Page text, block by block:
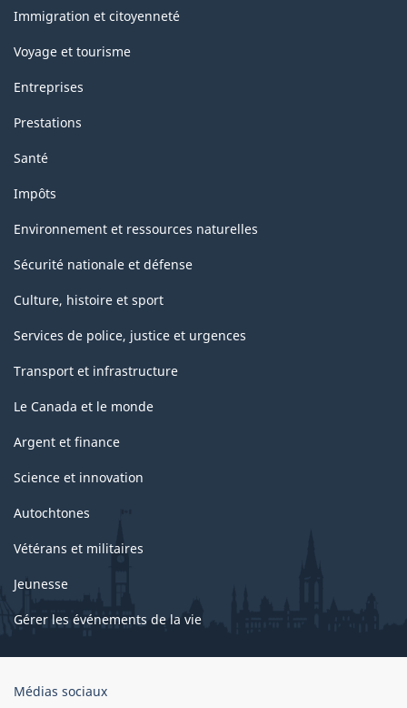
sujets
Immigration et citoyenneté
Voyage et tourisme
Entreprises
Prestations
Santé
Impôts
Environnement et ressources naturelles
Sécurité nationale et défense
Culture, histoire et sport
Services de police, justice et urgences
Transport et infrastructure
Le Canada et le monde
Argent et finance
Science et innovation
Autochtones
Vétérans et militaires
Jeunesse
Gérer les événements de la vie
Organisation
Médias sociaux